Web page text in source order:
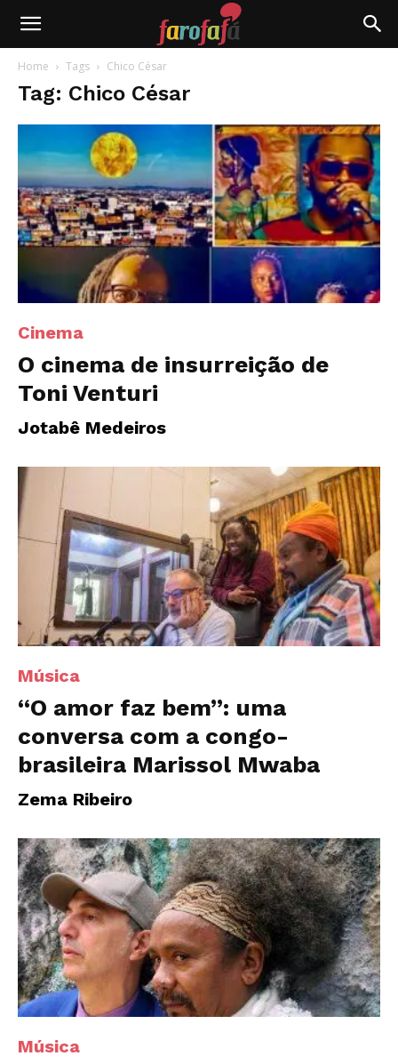
Farofafá
Home Tags Chico César
Tag: Chico César
Cinema
O cinema de insurreição de
Toni Venturi
Jotabê Medeiros
Música
“O amor faz bem”: uma
conversa com a congo-
brasileira Marissol Mwaba
Zema Ribeiro
Música